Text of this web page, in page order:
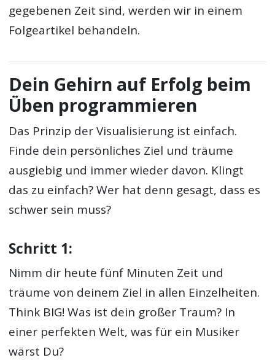
gegebenen Zeit sind, werden wir in einem
Folgeartikel behandeln.
Dein Gehirn auf Erfolg beim
Üben programmieren
Das Prinzip der Visualisierung ist einfach.
Finde dein persönliches Ziel und träume
ausgiebig und immer wieder davon. Klingt
das zu einfach? Wer hat denn gesagt, dass es
schwer sein muss?
Schritt 1:
Nimm dir heute fünf Minuten Zeit und
träume von deinem Ziel in allen Einzelheiten.
Think BIG! Was ist dein großer Traum? In
einer perfekten Welt, was für ein Musiker
wärst Du?